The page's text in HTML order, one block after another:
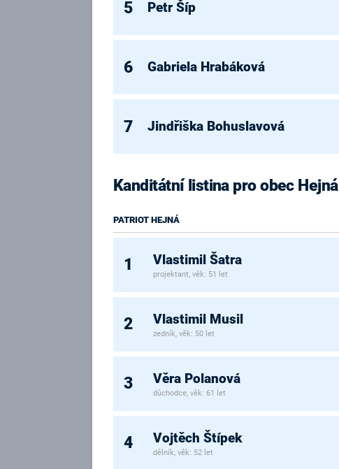
5 Petr Šíp
6 Gabriela Hrabáková
7 Jindřiška Bohuslavová
Kanditátní listina pro obec Hejná
PATRIOT HEJNÁ
1 Vlastimil Šatra
projektant, věk: 51 let
2 Vlastimil Musil
zedník, věk: 50 let
3 Věra Polanová
důchodce, věk: 61 let
4 Vojtěch Štípek
dělník, věk: 52 let